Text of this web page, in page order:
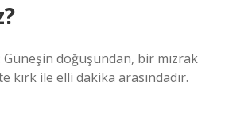
doğuşundan, bir mızrak
ile elli dakika arasındadır.